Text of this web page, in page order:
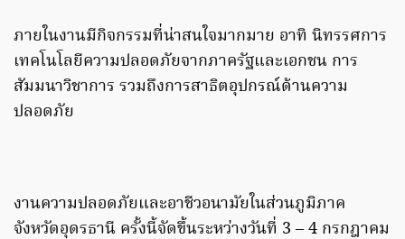
ภายในงานมีกิจกรรมที่น่าสนใจมากมาย อาทิ นิทรรศการ
เทคโนโลยีความปลอดภัยจากภาครัฐและเอกชน การ
สัมมนาวิชาการ รวมถึงการสาธิตอุปกรณ์ด้านความ
ปลอดภัย
งานความปลอดภัยและอาชีวอนามัยในส่วนภูมิภาค
จังหวัดอุดรธานี ครั้งนี้จัดขึ้นระหว่างวันที่ 3 – 4 กรกฎาคม